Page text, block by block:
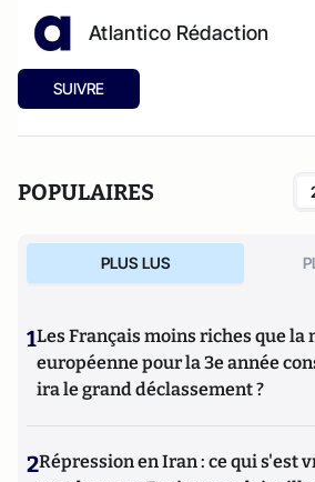
Atlantico Rédaction
SUIVRE
POPULAIRES
PLUS LUS
1Les Français moins riches que la
européenne pour la 3e année
ira le grand déclassement ?
2Répression en Iran : ce qui s'est